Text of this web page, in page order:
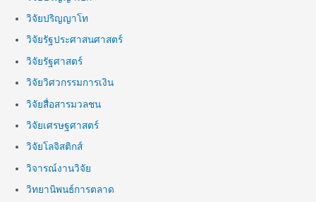
วิจัยปริญญาโท
วิจัยรัฐประศาสนศาสตร์
วิจัยรัฐศาสตร์
วิจัยวิศวกรรมการเงิน
วิจัยสื่อสารมวลชน
วิจัยเศรษฐศาสตร์
วิจัยโลจิสติกส์
วิจารณ์งานวิจัย
วิทยานิพนธ์การตลาด